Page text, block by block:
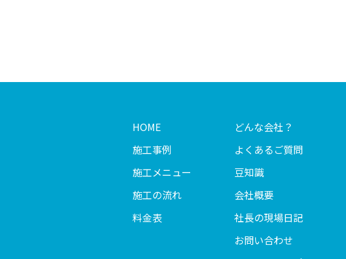
HOME
施工事例
施工メニュー
施工の流れ
料金表
どんな会社？
よくあるご質問
豆知識
会社概要
社長の現場日記
お問い合わせ